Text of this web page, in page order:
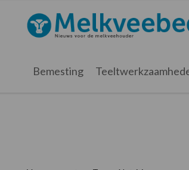
hoofdnavigatie
hoofd
eerste
voettekst
Melkveebedrijf.nl
Bemesting